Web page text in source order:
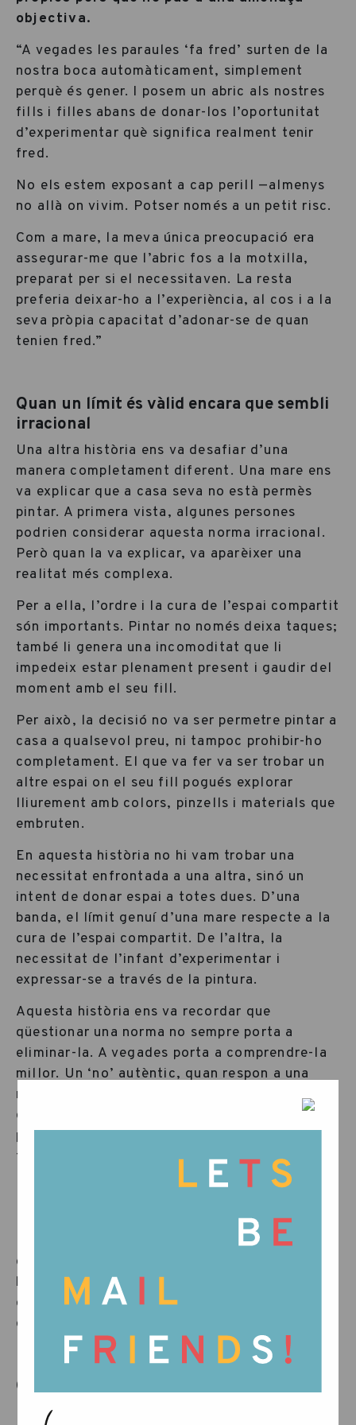
objectiva.
“A vegades les paraules ‘fa fred’ surten de la
nostra boca automàticament, simplement
perquè és gener. I posem un abric als nostres
fills i filles abans de donar-los l’oportunitat
d’experimentar què significa realment tenir
fred.
No els estem exposant a cap perill —almenys
no allà on vivim. Potser només a un petit risc.
Com a mare, la meva única preocupació era
assegurar-me que l’abric fos a la motxilla,
preparat per si el necessitaven. La resta
preferia deixar-ho a l’experiència, al cos i a la
seva pròpia capacitat d’adonar-se de quan
tenien fred.”
Quan un límit és vàlid encara que sembli
irracional
Una altra història ens va desafiar d’una
manera completament diferent. Una mare ens
va explicar que a casa seva no està permès
pintar. A primera vista, algunes persones
podrien considerar aquesta norma irracional.
Però quan la va explicar, va aparèixer una
realitat més complexa.
Per a ella, l’ordre i la cura de l’espai compartit
són importants. Pintar no només deixa taques;
també li genera una incomoditat que li
impedeix estar plenament present i gaudir del
moment amb el seu fill.
Per això, la decisió no va ser permetre pintar a
casa a qualsevol preu, ni tampoc prohibir-ho
completament. El que va fer va ser trobar un
altre espai on el seu fill pogués explorar
lliurement amb colors, pinzells i materials que
embruten.
En aquesta història no hi vam trobar una
necessitat enfrontada a una altra, sinó un
intent de donar espai a totes dues. D’una
banda, el límit genuí d’una mare respecte a la
cura de l’espai compartit. De l’altra, la
necessitat de l’infant d’experimentar i
expressar-se a través de la pintura.
Aquesta història ens va recordar que
qüestionar una norma no sempre porta a
eliminar-la. A vegades porta a comprendre-la
millor. Un ‘no’ autèntic, quan respon a una
necessitat real, pot continuar sent un ‘no’. La
diferència és que la necessitat de l’altra
persona no desapareix; també és reconeguda i
troba un lloc on poder desplegar-se.
L’objectiu no és la permissivitat. L’objectiu és
Potser és aquí on resideix el veritable valor de
qüestionar les normes: transformar allò que
heretem en decisions conscients. I són les
decisions conscients les que, finalment,
donen forma a la cultura familiar.
Quan un límit es manté
Una altra mare ens va escriure per explicar-